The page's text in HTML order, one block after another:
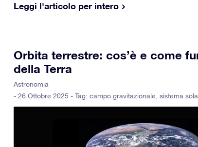
Leggi l'articolo per intero
Orbita terrestre: cos’è e come
della Terra
Astronomia
- 26 Ottobre 2025 - Tag: campo gravitazionale, sistema